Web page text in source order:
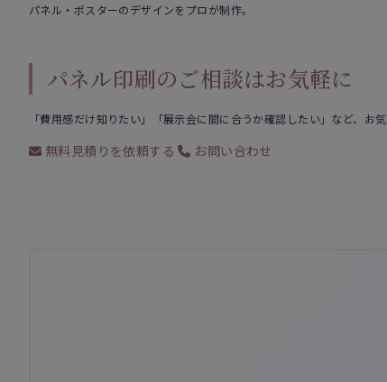
パネル・ポスターのデザインをプロが制作。
パネル印刷のご相談はお気軽に
「費用感だけ知りたい」「展示会に間に合うか確認したい」など、お
無料見積りを依頼する お問い合わせ